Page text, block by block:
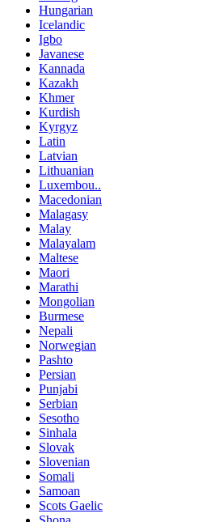
Hungarian
Icelandic
Igbo
Javanese
Kannada
Kazakh
Khmer
Kurdish
Kyrgyz
Latin
Latvian
Lithuanian
Luxembou..
Macedonian
Malagasy
Malay
Malayalam
Maltese
Maori
Marathi
Mongolian
Burmese
Nepali
Norwegian
Pashto
Persian
Punjabi
Serbian
Sesotho
Sinhala
Slovak
Slovenian
Somali
Samoan
Scots Gaelic